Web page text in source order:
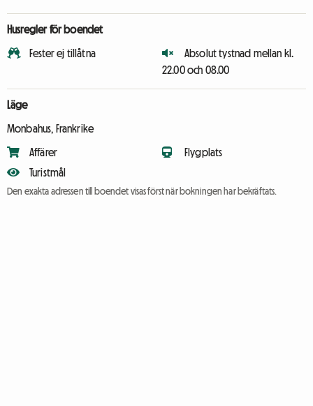
Husregler för boendet
Fester ej tillåtna
Absolut tystnad mellan kl.
22.00 och 08.00
Läge
Monbahus, Frankrike
Affärer
Turistmål
Flygplats
Den exakta adressen till boendet visas först när bokningen har bekräftats.